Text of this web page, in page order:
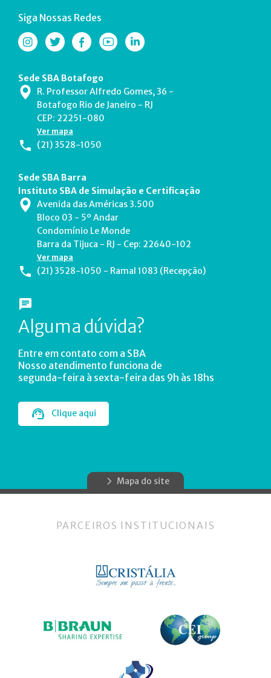
Siga Nossas Redes
Sede SBA Botafogo
R. Professor Alfredo Gomes, 36 -
Botafogo Rio de Janeiro - RJ
CEP: 22251-080
Ver mapa
(21) 3528-1050
Sede SBA Barra
Instituto SBA de Simulação e Certificação
Avenida das Américas 3.500
Bloco 03 - 5º Andar
Condomínio Le Monde
Barra da Tijuca - RJ - Cep: 22640-102
Ver mapa
(21) 3528-1050 - Ramal 1083 (Recepção)
Alguma dúvida?
Entre em contato com a SBA
Nosso atendimento funciona de
segunda-feira à sexta-feira das 9h às 18hs
Clique aqui
Mapa do site
PARCEIROS INSTITUCIONAIS